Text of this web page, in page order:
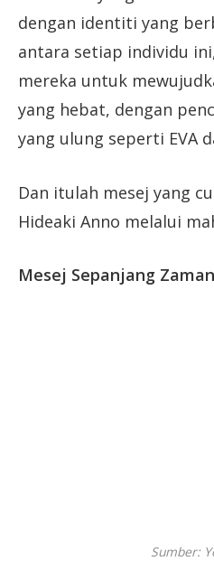
dengan identiti yang
antara setiap individu
mereka untuk
yang hebat, dengan
yang ulung seperti EVA
Dan itulah mesej yang
Hideaki Anno melalui
Mesej Sepanjang Zaman
Sumber: